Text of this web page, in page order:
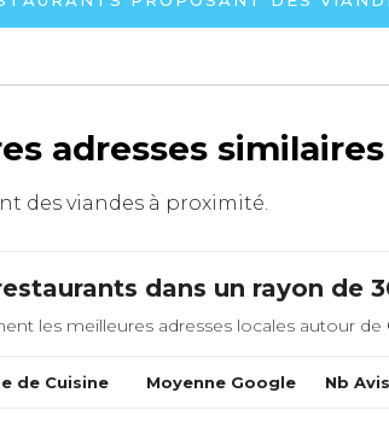
adresses
des viandes à proximité.
dans un rayon de
les meilleures adresses locales autour de
de Cuisine Moyenne Google Nb